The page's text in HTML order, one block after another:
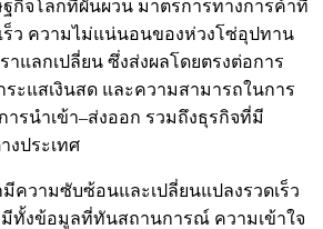
กิจโลกที่ผันผวน มาตรการทางการค้าที่
ร็ว ความไม่แน่นอนของห่วงโซ่อุปทาน
าแลกเปลี่ยน ซึ่งส่งผลโดยตรงต่อการ
ะแสเงินสด และความสามารถในการ
รนำเข้า–ส่งออก รวมถึงธุรกิจที่มี
งประเทศ
ความซับซ้อนและเปลี่ยนแปลงรวดเร็ว
มีทั้งข้อมูลที่ทันสถานการณ์ ความเข้าใจ